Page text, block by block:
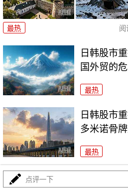
最热 阅
日韩股市
国外贸的
最热
日韩股市
多米诺骨
最热
日韩股市狂泻：深度解析与
点评一下